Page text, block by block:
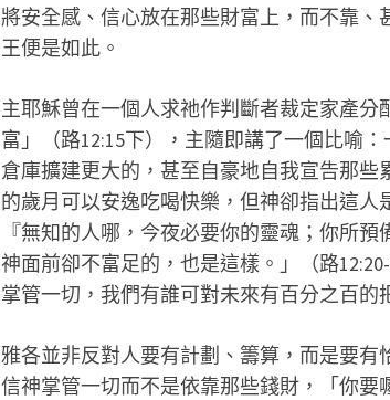
將安全感、信心放在那些財富上，而不靠
王便是如此。
主耶穌曾在一個人求祂作判斷者裁定家產
富」（路12:15下），主隨即講了一個比喻
倉庫擴建更大的，甚至自豪地自我宣告那
的歲月可以安逸吃喝快樂，但神卻指出這人
『無知的人哪，今夜必要你的靈魂；你所
神面前卻不富足的，也是這樣。」（路
掌管一切，我們有誰可對未來有百分之百的
雅各並非反對人要有計劃、籌算，而是要
信神掌管一切而不是依靠那些錢財，「你要